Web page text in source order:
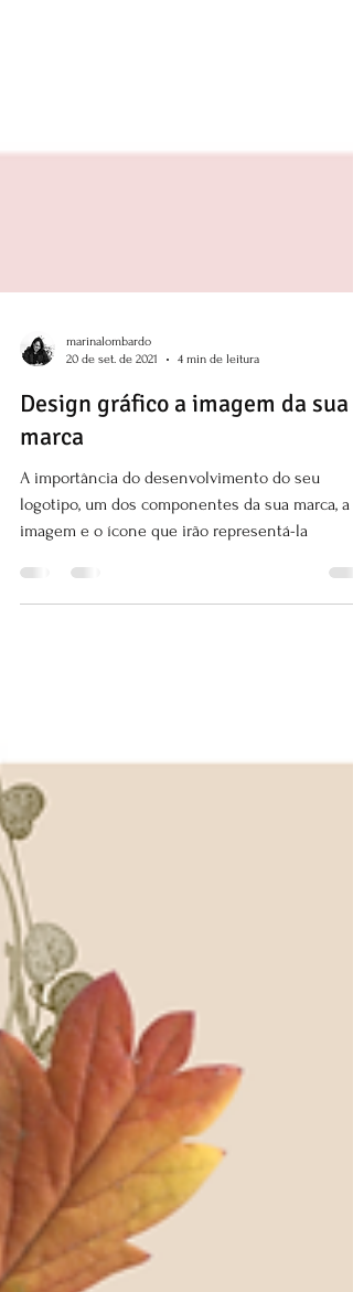
marinalombardo
20 de set. de 2021
Design gráfico a imagem da sua
marca
logotipo, um dos componentes da sua marca, a
imagem e o ícone que irão representá-la